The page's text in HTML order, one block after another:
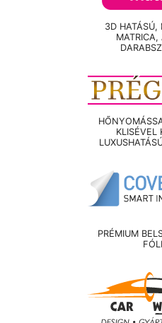
3D HATÁSÚ,
MATRICA,
KLISÉVEL
PRÉMIUM